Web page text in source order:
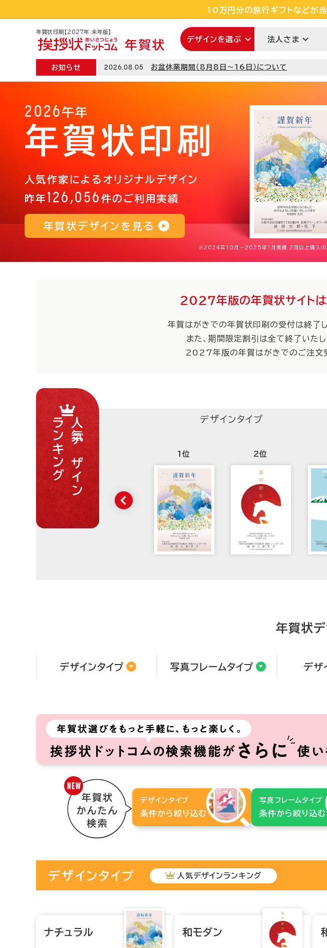
10万円分の旅行ギフトなどが当
10万円分の旅行ギフトなどが
LINEおともだち追加す
年賀状印刷【2027年 未年版】
デザインを選ぶ 法人さま
お知らせ 2026.08.05 お盆休業期間（8月8日〜16日）について
2026 午年
年賀状印刷
人気作家によるオリジナルデザイン
昨年 126,056件のご利用実績
年賀状デザインを見る
※2024年10月〜2025年1月実績 2回以上購入の
2027年版の年賀状サイトは
年賀はがきでの年賀状印刷の受付は終了
また、期間限定割引は全て終了いた
2027年版の年賀はがきでのご注文
デザインタイプ
人気デザイン
ランキング 1位 2位
年賀状
デザインタイプ 写真フレームタイプ デザ
デザインタイプ
条件から絞り込む
写真フレームタイプ
条件から絞り込む
デザインタイプ 人気デザインランキング
ナチュラル 和モダン